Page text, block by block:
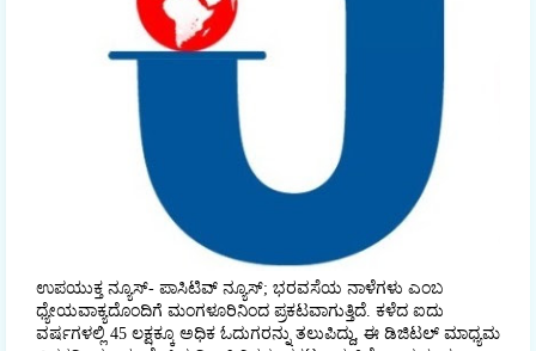
ಉಪಯುಕ್ತ ನ್ಯೂಸ್- ಪಾಸಿಟಿವ್ ನ್ಯೂಸ್; ಭರವಸೆಯ ನಾಳೆಗಳು ಎಂಬ
ಧ್ಯೇಯವಾಕ್ಯದೊಂದಿಗೆ ಮಂಗಳೂರಿನಿಂದ ಪ್ರಕಟವಾಗುತ್ತಿದೆ. ಕಳೆದ ಐದು
ವರ್ಷಗಳಲ್ಲಿ 45 ಲಕ್ಷಕ್ಕೂ ಅಧಿಕ ಓದುಗರನ್ನು ತಲುಪಿದ್ದು, ಈ ಡಿಜಿಟಲ್‌ ಮಾಧ್ಯಮ